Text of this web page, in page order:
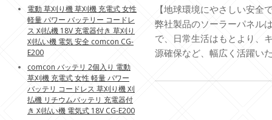
【地球環境にやさしい安全
弊社製品のソーラーパネル
で、日常生活はもとより、
源確保など、幅広く活躍い
電動 草刈り機 草刈機 充電式 女性
軽量 パワー バッテリー コードレ
ス 刈払機 18V 充電器付き 草刈り
刈払い機 電気 安全 comcon CG-
E200
comcon バッテリ 2個入り 電動
草刈機 充電式 女性 軽量 パワー
バッテリ コードレス 草刈り機 刈
払機 リチウムバッテリ 充電器付
き 刈払い機 電気式 18V CG-E200